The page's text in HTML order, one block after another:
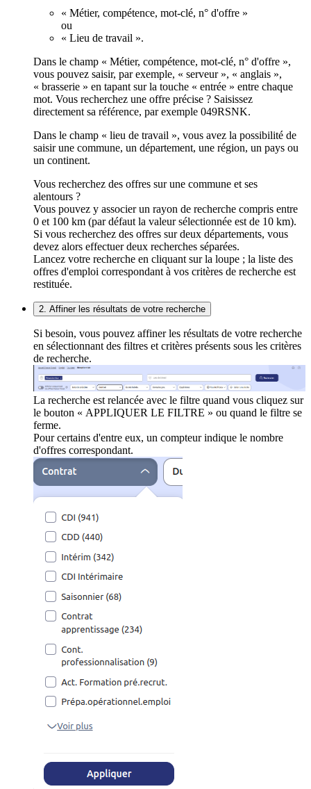
« Métier, compétence, mot-clé, n° d'offre »
ou
« Lieu de travail ».
Dans le champ « Métier, compétence, mot-clé, n° d'offre »,
vous pouvez saisir, par exemple, « serveur », « anglais »,
« brasserie » en tapant sur la touche « entrée » entre chaque
mot. Vous recherchez une offre précise ? Saisissez
directement sa référence, par exemple 049RSNK.
Dans le champ « lieu de travail », vous avez la possibilité de
saisir une commune, un département, une région, un pays ou
un continent.
Vous recherchez des offres sur une commune et ses
alentours ?
Vous pouvez y associer un rayon de recherche compris entre
0 et 100 km (par défaut la valeur sélectionnée est de 10 km).
Si vous recherchez des offres sur deux départements, vous
devez alors effectuer deux recherches séparées.
Lancez votre recherche en cliquant sur la loupe ; la liste des
offres d'emploi correspondant à vos critères de recherche est
restituée.
2. Affiner les résultats de votre recherche
Si besoin, vous pouvez affiner les résultats de votre recherche
en sélectionnant des filtres et critères présents sous les critères
de recherche.
La recherche est relancée avec le filtre quand vous cliquez sur
le bouton « APPLIQUER LE FILTRE » ou quand le filtre se
ferme.
Pour certains d'entre eux, un compteur indique le nombre
d'offres correspondant.